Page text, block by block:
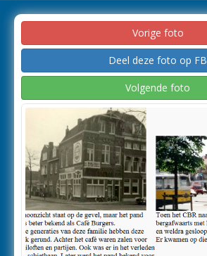
Vorige foto
Deel deze foto op FB
Volgende foto